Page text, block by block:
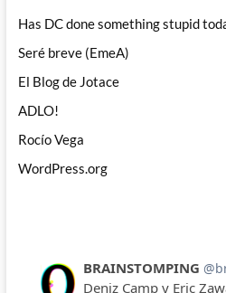
Has DC done something stupid
Seré breve (EmeA)
El Blog de Jotace
ADLO!
Rocío Vega
WordPress.org